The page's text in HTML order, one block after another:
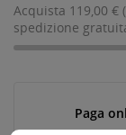
Acquista 119,00
spedizione
Paga